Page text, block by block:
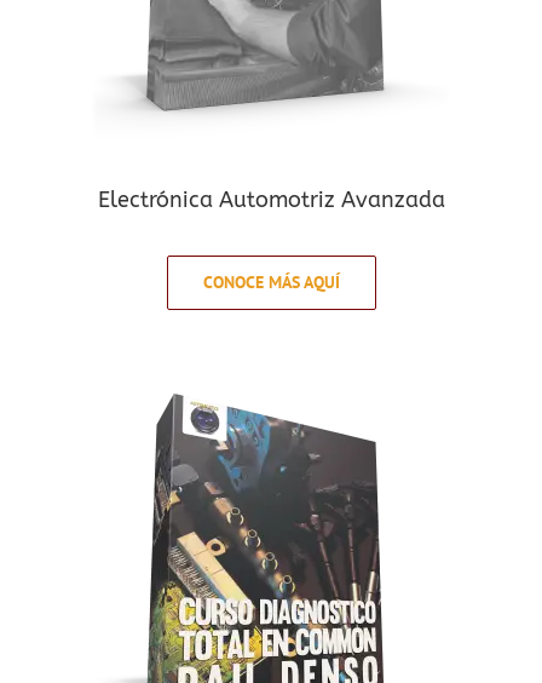
Electrónica Automotriz Avanzada
CONOCE MÁS AQUÍ